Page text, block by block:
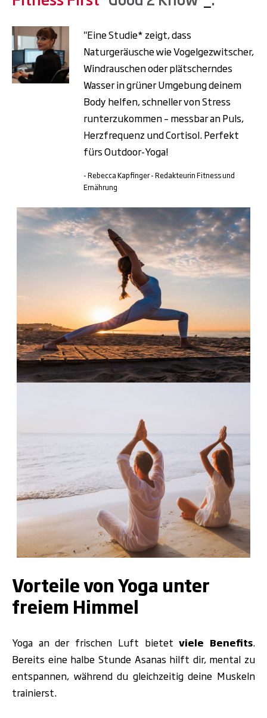
"Eine Studie* zeigt, dass
Naturgeräusche wie Vogelgezwitscher,
Windrauschen oder plätscherndes
Wasser in grüner Umgebung deinem
Body helfen, schneller von Stress
runterzukommen – messbar an Puls,
Herzfrequenz und Cortisol. Perfekt
fürs Outdoor-Yoga!
- Rebecca Kapfinger - Redakteurin Fitness und
Ernährung
Vorteile von Yoga unter
freiem Himmel
Yoga an der frischen Luft bietetviele Benefits.
Bereits eine halbe Stunde Asanas hilft dir, mental zu
entspannen, während du gleichzeitig deine Muskeln
trainierst.